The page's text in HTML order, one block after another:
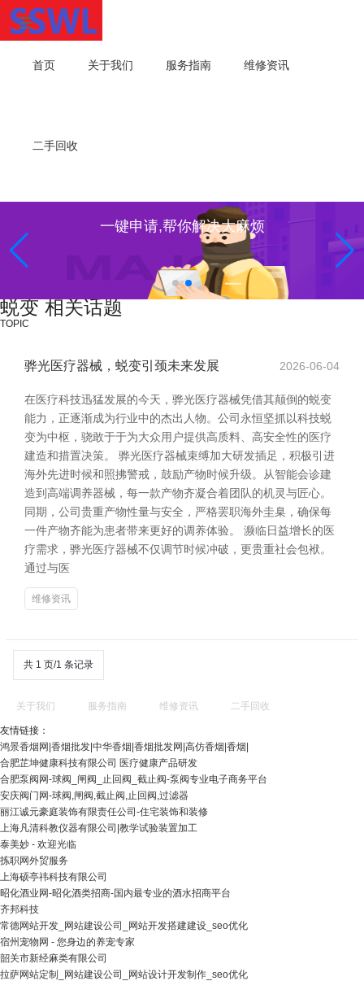
首页 关于我们 服务指南 维修资讯
二手回收
一键申请,帮你解决大麻烦
蜕变 相关话题
TOPIC
骅光医疗器械，蜕变引颈未来发展 2026-06-04
在医疗科技迅猛发展的今天，骅光医疗器械凭借其颠倒的蜕变
能力，正逐渐成为行业中的杰出人物。公司永恒坚抓以科技蜕
变为中枢，骁敢于于为大众用户提供高质料、高安全性的医疗
建造和措置决策。 骅光医疗器械束缚加大研发插足，积极引进
海外先进时候和照拂警戒，鼓励产物时候升级。从智能会诊建
造到高端调养器械，每一款产物齐凝合着团队的机灵与匠心。
同期，公司贵重产物性量与安全，严格罢职海外圭臬，确保每
一件产物齐能为患者带来更好的调养体验。 濒临日益增长的医
疗需求，骅光医疗器械不仅调节时候冲破，更贵重社会包袱。
通过与医
维修资讯
共 1 页/1 条记录
关于我们 服务指南 维修资讯 二手回收
友情链接：
鸿景香烟网|香烟批发|中华香烟|香烟批发网|高仿香烟|香烟|
合肥芷坤健康科技有限公司 医疗健康产品研发
合肥泵阀网-球阀_闸阀_止回阀_截止阀-泵阀专业电子商务平台
安庆阀门网-球阀,闸阀,截止阀,止回阀,过滤器
丽江诚元豪庭装饰有限责任公司-住宅装饰和装修
上海凡清科教仪器有限公司|教学试验装置加工
泰美妙 - 欢迎光临
拣职网外贸服务
上海硕亭祎科技有限公司
昭化酒业网-昭化酒类招商-国内最专业的酒水招商平台
齐邦科技
常德网站开发_网站建设公司_网站开发搭建建设_seo优化
宿州宠物网 - 您身边的养宠专家
韶关市新经麻类有限公司
拉萨网站定制_网站建设公司_网站设计开发制作_seo优化